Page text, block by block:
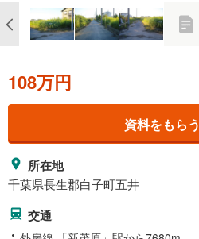
108万円
資料をもらう
所在地
千葉県長生郡白子町五井
交通